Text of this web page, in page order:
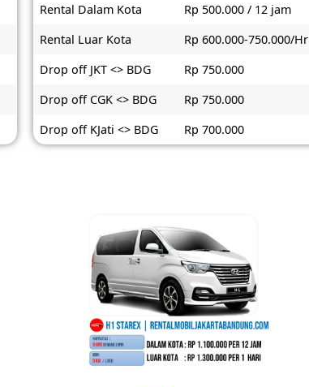
Rental Dalam Kota
Rp 500.000 / 12 jam
Rental Luar Kota
Rp 600.000-750.000/Hr
Drop off JKT <> BDG
Rp 750.000
Drop off CGK <> BDG
Rp 750.000
Drop off KJati <> BDG
Rp 700.000